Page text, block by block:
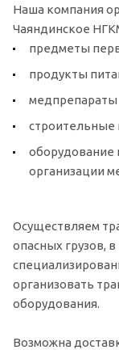
Наша компания
Чаяндинское
предметы
продукты
медпрепараты
строительные
оборудование
организации
Осуществляем
опасных грузов,
организовать
оборудования.
Возможна